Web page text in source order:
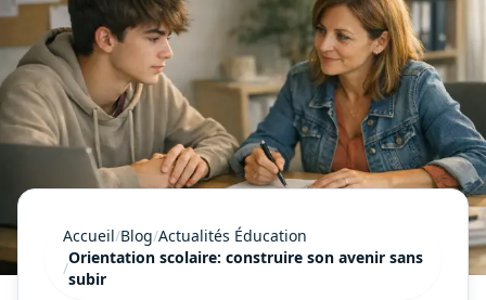
Accueil/Blog/Actualités Éducation
/
Orientation scolaire: construire son avenir sans
subir